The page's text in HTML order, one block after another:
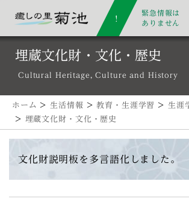
緊急情報は
ありません
埋蔵文化財・文化・歴史
Cultural Heritage, Culture and History
ホーム >生活情報 >教育・生涯学習 > 生涯
> 埋蔵文化財・文化・歴史
文化財説明板を多言語化しました。